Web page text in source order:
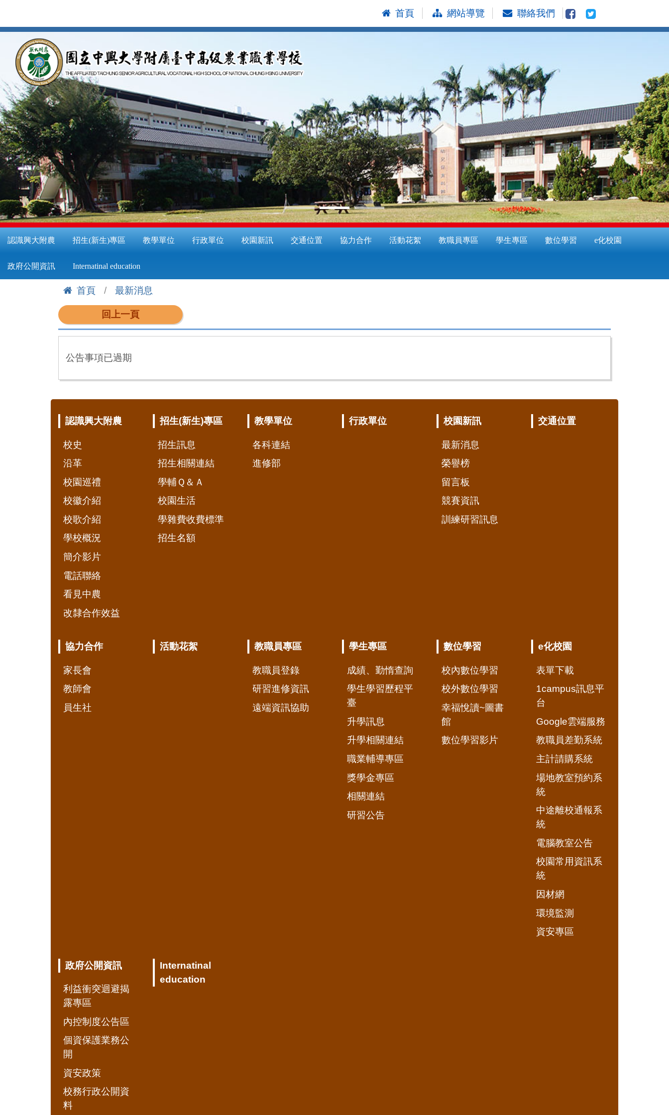
到
容
區
首頁 網站導覽 聯絡我們
認識興大附農 招生(新生)專區 教學單位 行政單位 校園新訊 交通位置 協力合作 活動花絮 教職員專區 學生專區 數位學習 e化校園
政府公開資訊 Internatinal education
首頁
最新消息
回上一頁
公告事項已過期
認識興大附農
校史
沿革
校園巡禮
校徽介紹
校歌介紹
學校概況
簡介影片
電話聯絡
看見中農
改隸合作效益
招生(新生)專區
招生訊息
招生相關連結
學輔Ｑ＆Ａ
校園生活
學雜費收費標準
招生名額
教學單位
各科連結
進修部
行政單位 校園新訊
最新消息
榮譽榜
留言板
競賽資訊
訓練研習訊息
交通位置
協力合作
家長會
教師會
員生社
活動花絮 教職員專區
教職員登錄
研習進修資訊
遠端資訊協助
學生專區
成績、勤惰查詢
學生學習歷程平
臺
升學訊息
升學相關連結
職業輔導專區
獎學金專區
相關連結
研習公告
數位學習
校內數位學習
校外數位學習
幸福悅讀~圖書
館
數位學習影片
e化校園
表單下載
1campus訊息平
台
Google雲端服務
教職員差勤系統
主計請購系統
場地教室預約系
統
中途離校通報系
統
電腦教室公告
校園常用資訊系
統
因材網
環境監測
資安專區
政府公開資訊
利益衝突迴避揭
露專區
內控制度公告區
個資保護業務公
開
資安政策
校務行政公開資
料
Internatinal
education